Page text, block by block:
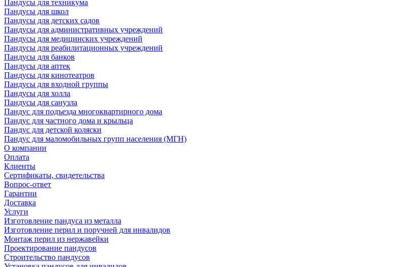
Пандусы для техникума
Пандусы для школ
Пандусы для детских садов
Пандусы для административных учреждений
Пандусы для медицинских учреждений
Пандусы для реабилитационных учреждений
Пандусы для банков
Пандусы для аптек
Пандусы для кинотеатров
Пандусы для входной группы
Пандусы для холла
Пандусы для санузла
Пандус для подъезда многоквартирного дома
Пандус для частного дома и крыльца
Пандус для детской коляски
Пандус для маломобильных групп населения (МГН)
О компании
Оплата
Клиенты
Сертификаты, свидетельства
Вопрос-ответ
Гарантии
Доставка
Услуги
Изготовление пандуса из металла
Изготовление перил и поручней для инвалидов
Монтаж перил из нержавейки
Проектирование пандусов
Строительство пандусов